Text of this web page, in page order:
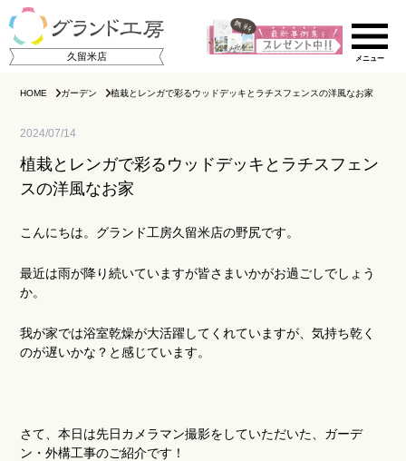
久留米店
施工事例集
お客様の声
HOME ガーデン 植栽とレンガで彩るウッドデッキとラチスフェンスの洋風なお家
2024/07/14
植栽とレンガで彩るウッドデッキとラチスフェン
スの洋風なお家
こんにちは。グランド工房久留米店の野尻です。
最近は雨が降り続いていますが皆さまいかがお過ごしでしょう
か。
我が家では浴室乾燥が大活躍してくれていますが、気持ち乾く
のが遅いかな？と感じています。
さて、本日は先日カメラマン撮影をしていただいた、ガーデ
ン・外構工事のご紹介です！